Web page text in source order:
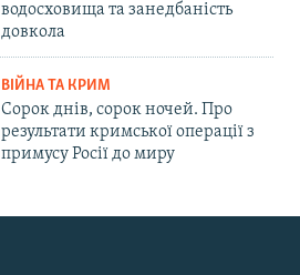
водосховища та занедбаність
довкола
ВІЙНА ТА КРИМ
Сорок днів, сорок ночей. Про
результати кримської операції з
примусу Росії до миру